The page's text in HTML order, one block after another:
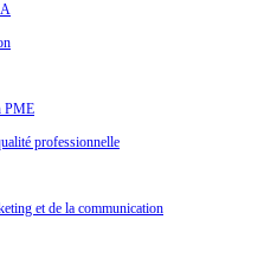
PME
professionnelle
et de la communication